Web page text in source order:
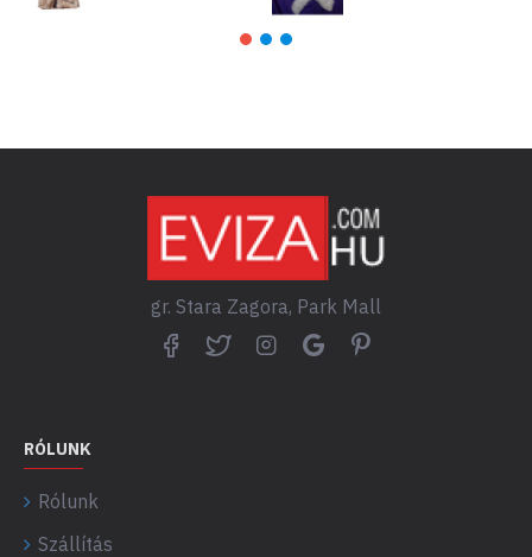
gr. Stara Zagora, Park Mall
RÓLUNK
Rólunk
Szállítás